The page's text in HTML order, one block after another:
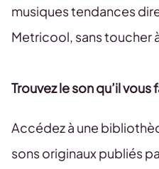
musiques tendances
Metricool, sans toucher
Trouvez le son qu’il vous
Accédez à une
sons originaux publiés